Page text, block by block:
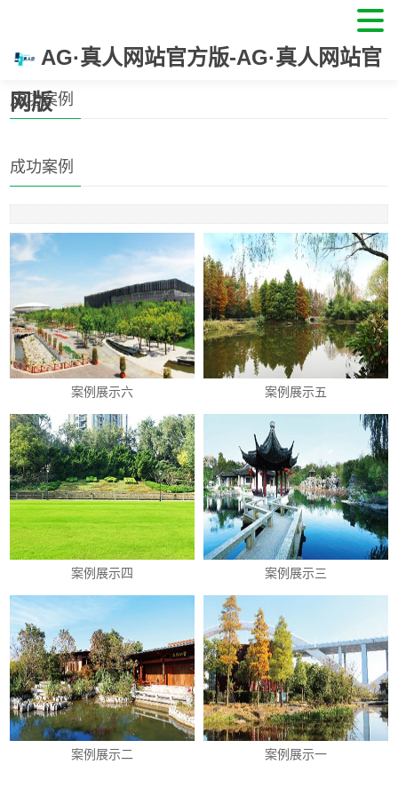
AG·真人网站官方版-AG·真人网站官
网版
首页>成功案例
成功案例
成功案例
案例展示六 案例展示五
案例展示四 案例展示三
案例展示二 案例展示一